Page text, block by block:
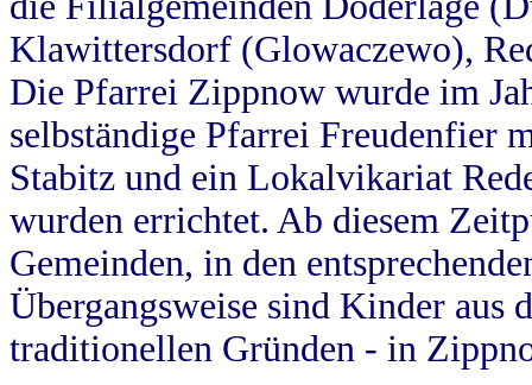
Klawittersdorf (Glowaczewo),
Die Pfarrei Zippnow wurde im
selbständige Pfarrei Freudenfier
Stabitz und ein Lokalvikariat
wurden errichtet. Ab diesem
Gemeinden, in den
Übergangsweise sind Kinder aus
traditionellen Gründen - in